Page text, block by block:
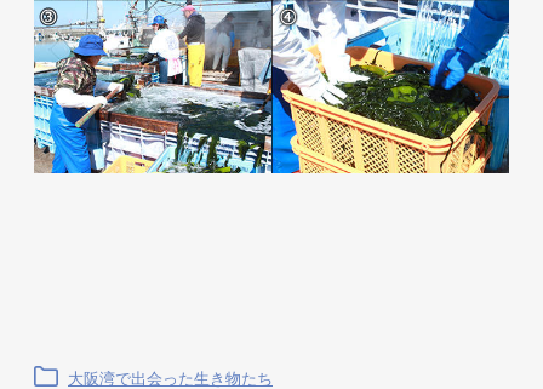
大阪湾で出会った生き物たち